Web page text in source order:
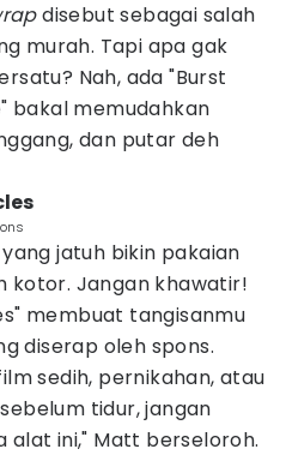
disebut sebagai salah
murah. Tapi apa gak
Nah, ada "Burst
bakal memudahkan
dan putar deh
jatuh bikin pakaian
kotor. Jangan khawatir!
membuat tangisanmu
diserap oleh spons.
sedih, pernikahan, atau
tidur, jangan
alat ini," Matt berseloroh.